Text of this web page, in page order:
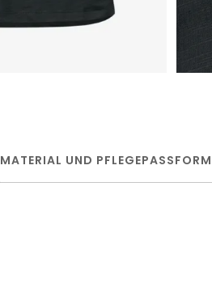
MATERIAL UND PFLEGEPASSFORM